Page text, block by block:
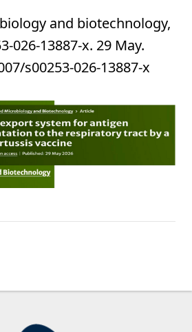
and biotechnology,
026-13887-x. 29 May.
s00253-026-13887-x